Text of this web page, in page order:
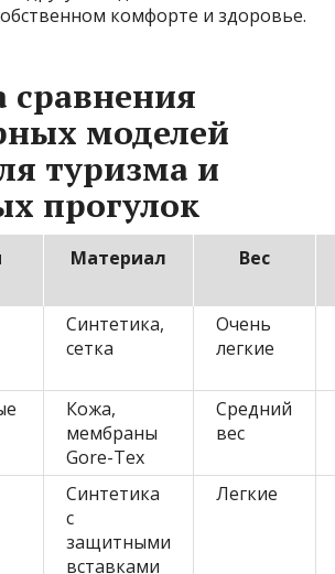
комфорте и здоровье.
сравнения
моделей
туризма и
прогулок
Материал Вес
Синтетика,
сетка
Очень
легкие
Кожа,
мембраны
Gore-Tex
Средний
вес
Синтетика
с
защитными
вставками
Легкие